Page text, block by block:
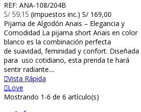
REF: ANA-108/204B
S/ 59,15 (impuestos inc.) S/ 169,00
Pijama de Algodón Anais – Elegancia y
Comodidad La pijama short Anais en color
blanco es la combinación perfecta
de suavidad, feminidad y confort. Diseñada
para uso cotidiano, esta prenda te hará
sentir radiante....
Vista Rápida
Love
Mostrando 1-6 de 6 artículo(s)